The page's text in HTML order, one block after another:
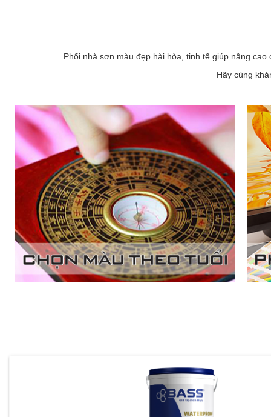
Phối nhà sơn màu đẹp hài hòa, tinh tế giúp nâng
Hãy cùng